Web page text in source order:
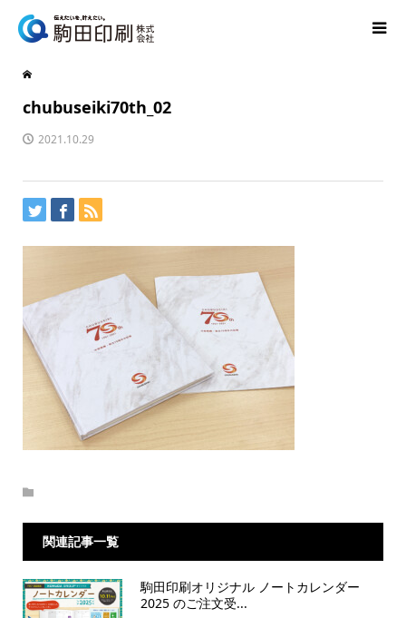
chubuseiki70th_02
2021.10.29
関連記事一覧
駒田印刷オリジナル ノートカレンダー
2025 のご注文受...